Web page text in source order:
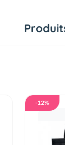
-12%